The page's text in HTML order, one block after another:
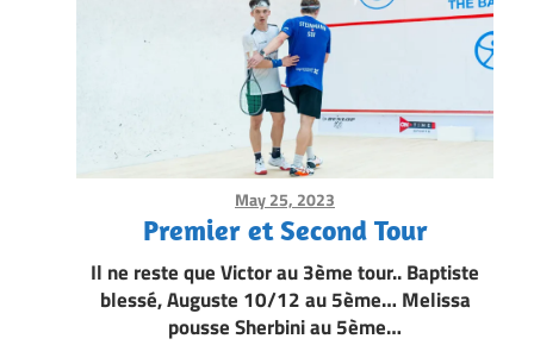
May 25, 2023
Premier et Second Tour
Il ne reste que Victor au 3ème tour.. Baptiste
blessé, Auguste 10/12 au 5ème… Melissa
pousse Sherbini au 5ème…